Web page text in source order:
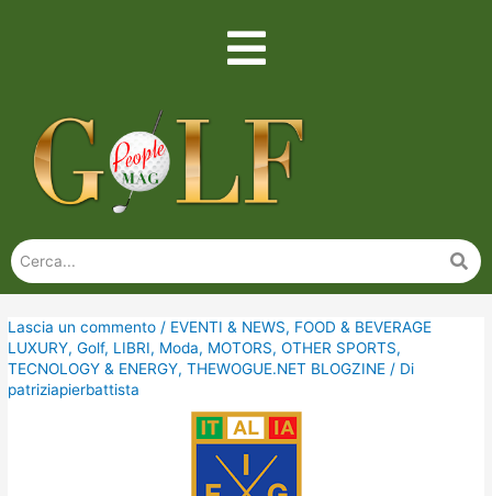
Lascia un commento / EVENTI & NEWS, FOOD & BEVERAGE
LUXURY,Golf, LIBRI, Moda, MOTORS,OTHER SPORTS,
TECNOLOGY & ENERGY,THEWOGUE.NET BLOGZINE / Di
patriziapierbattista